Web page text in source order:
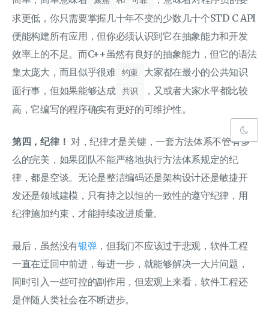
求更低，你只需要掌握几十年不变的少数几十个STD C API
便能构建所有应用，但你必须认识到它在抽象能力和开发
效率上的不足。而C++虽然有良好的抽象能力，但它的语法
集太庞大，而且似乎很难
约束
大家都在最小的公共知识
面行事，但如果能够达成
共识
，又或者大家水平都比较
高，它编写的程序确实有更好的可维护性。
第四，纪律！ 对，纪律才是关键，一套方法体系不管有多
么的完美，如果团队不能严格地执行方法体系规定的纪
律，都是空谈。无论是整洁编码还是架构设计还是敏捷开
发还是领域建模，只有持之以恒的一致性的遵守纪律，用
纪律施加约束，才能持续改进质量。
最后，虽然没有银弹，但我们不应该过于悲观，软件工程
一直在迂回中前进，每进一步，就能够解决一大片问题，
同时引入一些可控的副作用，但宏观上来看，软件工程还
是伴随人类社会在不断进步。